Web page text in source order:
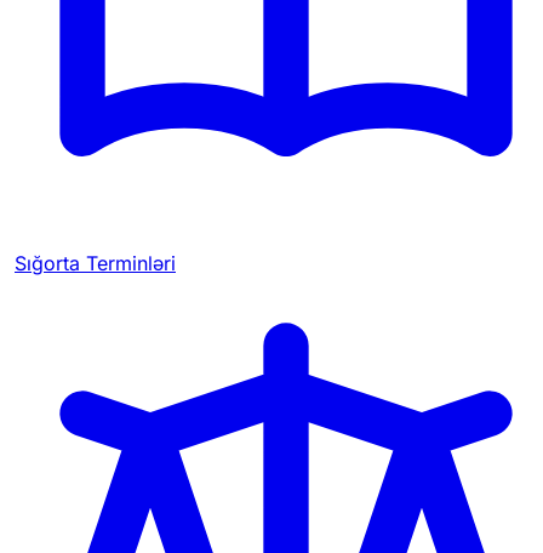
Sığorta Terminləri